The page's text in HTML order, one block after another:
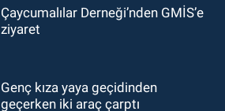
Çaycumalılar Derneği’nden GMİS’e
ziyaret
Genç kıza yaya geçidinden
geçerken iki araç çarptı